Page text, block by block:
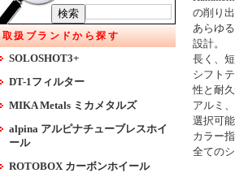
取扱ブランドから探す
SOLOSHOT3+
DT-1フィルター
MIKA Metals ミカメタルズ
alpina アルピナチューブレスホイ
ール
ROTOBOX カーボンホイール
の削り出
あらゆ
設計。
長く、
シフト
性と耐
アルミ
選択可能
カラー
全ての